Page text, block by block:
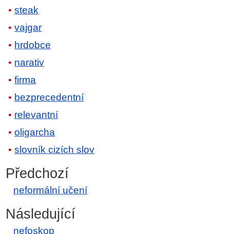
steak
vajgar
hrdobce
narativ
firma
bezprecedentní
relevantní
oligarcha
slovník cizích slov
Předchozí
neformální učení
Následující
nefoskop